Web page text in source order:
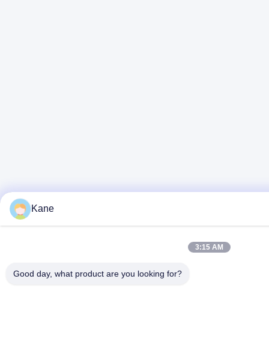
Kane
3:15 AM
Good day, what product are you looking for?